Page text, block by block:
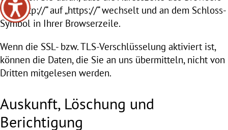
von „http://“ auf „https://“ wechselt und an dem Schloss-
Symbol in Ihrer Browserzeile.
Wenn die SSL- bzw. TLS-Verschlüsselung aktiviert ist,
können die Daten, die Sie an uns übermitteln, nicht von
Dritten mitgelesen werden.
Auskunft, Löschung und
Berichtigung